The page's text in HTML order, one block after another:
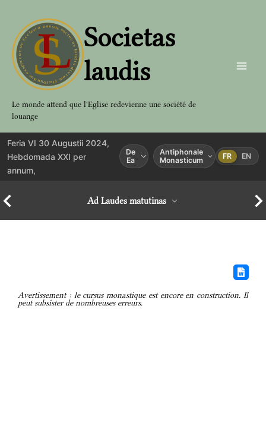
contenu
Societas
laudis
Le monde attend que l'Eglise redevienne une société de
louange
Feria VI 30 Augustii 2024,
Hebdomada XXI per
annum,
De
Ea
Antiphonale
Monasticum
FR EN
Ad Laudes matutinas
Avertissement : le cursus monastique est encore en construction. Il
peut subsister de nombreuses erreurs.